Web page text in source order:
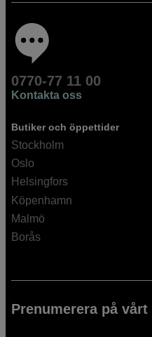
0770-77 11 00
Kontakta oss
Butiker och öppettider
Stockholm
Oslo
Helsingfors
Köpenhamn
Malmö
Borås
Prenumerera på